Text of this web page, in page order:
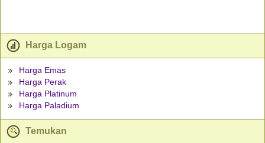
Harga Logam
Harga Emas
Harga Perak
Harga Platinum
Harga Paladium
Temukan